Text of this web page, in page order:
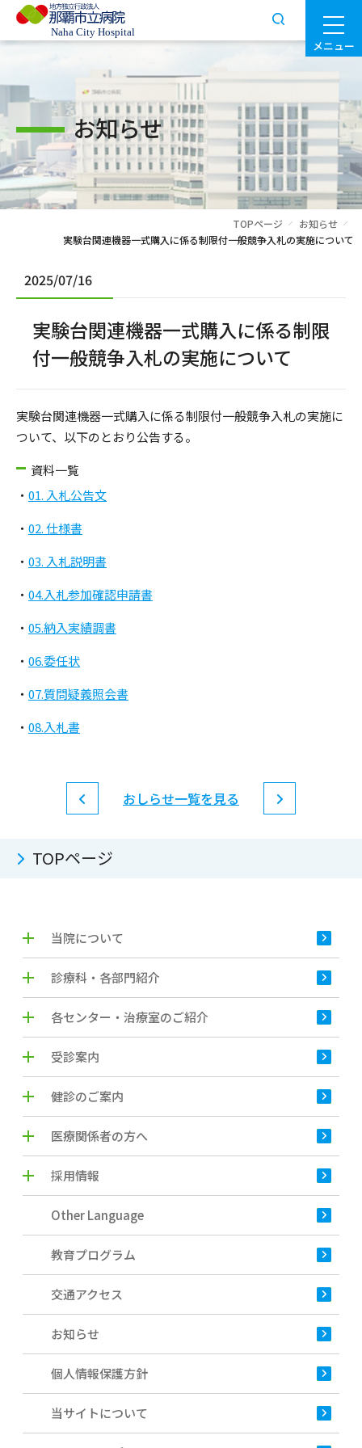
メニュー
お知らせ
TOPページ
お知らせ
実験台関連機器一式購入に係る制限付一般競争入札の実施について
2025/07/16
実験台関連機器一式購入に係る制限
付一般競争入札の実施について
実験台関連機器一式購入に係る制限付一般競争入札の実施に
ついて、以下のとおり公告する。
資料一覧
・ 01. 入札公告文
・ 02. 仕様書
・ 03. 入札説明書
・ 04.入札参加確認申請書
・ 05.納入実績調書
・ 06.委任状
・ 07.質問疑義照会書
・ 08.入札書
おしらせ一覧を見る
TOPページ
当院について
診療科・各部門紹介
各センター・治療室のご紹介
受診案内
健診のご案内
医療関係者の方へ
採用情報
Other Language
教育プログラム
交通アクセス
お知らせ
個人情報保護方針
当サイトについて